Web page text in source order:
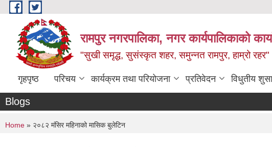
Skip to main content
रामपुर नगरपालिका, नगर कार्यपालिकाको
"सुखी समृद्ध, सुसंस्कृत शहर, समुन्नत रामपुर, हाम्रो रहर"
गृहपृष्ठ परिचय कार्यक्रम तथा परियोजना प्रतिवेदन विधुतीय
Blogs
You are here
Home » २०८२ मंसिर महिनाको मासिक बुलेटिन